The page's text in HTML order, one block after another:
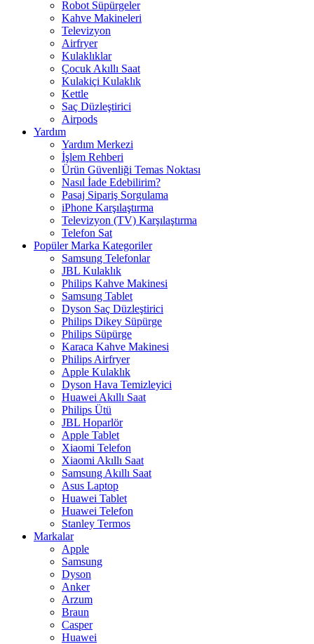
Robot Süpürgeler
Kahve Makineleri
Televizyon
Airfryer
Kulaklıklar
Çocuk Akıllı Saat
Kulakiçi Kulaklık
Kettle
Saç Düzleştirici
Airpods
Yardım
Yardım Merkezi
İşlem Rehberi
Ürün Güvenliği Temas Noktası
Nasıl İade Edebilirim?
Pasaj Sipariş Sorgulama
iPhone Karşılaştırma
Televizyon (TV) Karşılaştırma
Telefon Sat
Popüler Marka Kategoriler
Samsung Telefonlar
JBL Kulaklık
Philips Kahve Makinesi
Samsung Tablet
Dyson Saç Düzleştirici
Philips Dikey Süpürge
Philips Süpürge
Karaca Kahve Makinesi
Philips Airfryer
Apple Kulaklık
Dyson Hava Temizleyici
Huawei Akıllı Saat
Philips Ütü
JBL Hoparlör
Apple Tablet
Xiaomi Telefon
Xiaomi Akıllı Saat
Samsung Akıllı Saat
Asus Laptop
Huawei Tablet
Huawei Telefon
Stanley Termos
Markalar
Apple
Samsung
Dyson
Anker
Arzum
Braun
Casper
Huawei